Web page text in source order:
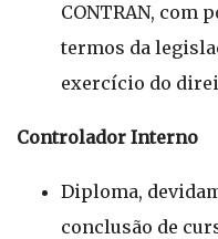
CONTRAN, com
termos da
exercício do
Controlador Interno
Diploma,
conclusão de